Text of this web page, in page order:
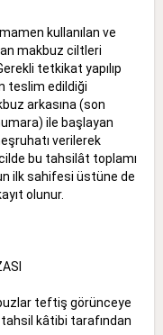
kullanılan ve
makbuz ciltleri
tetkikat yapılıp
teslim edildiği
arkasına (son
ile başlayan
verilerek
bu tahsilât toplamı
ilk sahifesi üstüne de
olunur.
teftiş görünceye
kâtibi tarafından